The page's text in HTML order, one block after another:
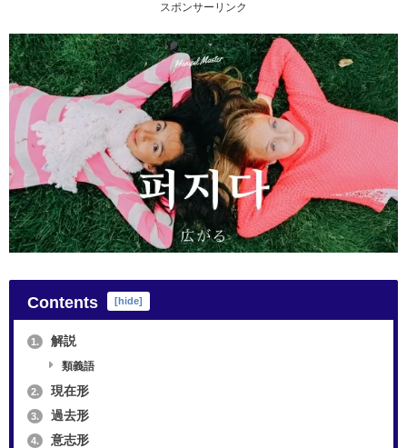
スポンサーリンク
Contents [hide]
1. 解説
類義語
2. 現在形
3. 過去形
4. 意志形